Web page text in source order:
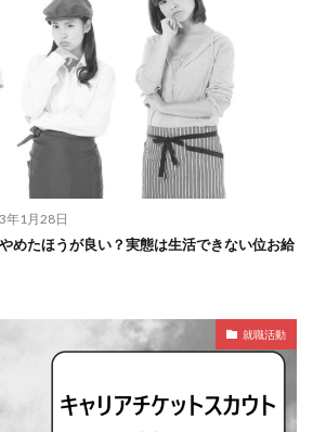
年1月28日
めたほうが良い？実態は生活できない位お給
就職活動